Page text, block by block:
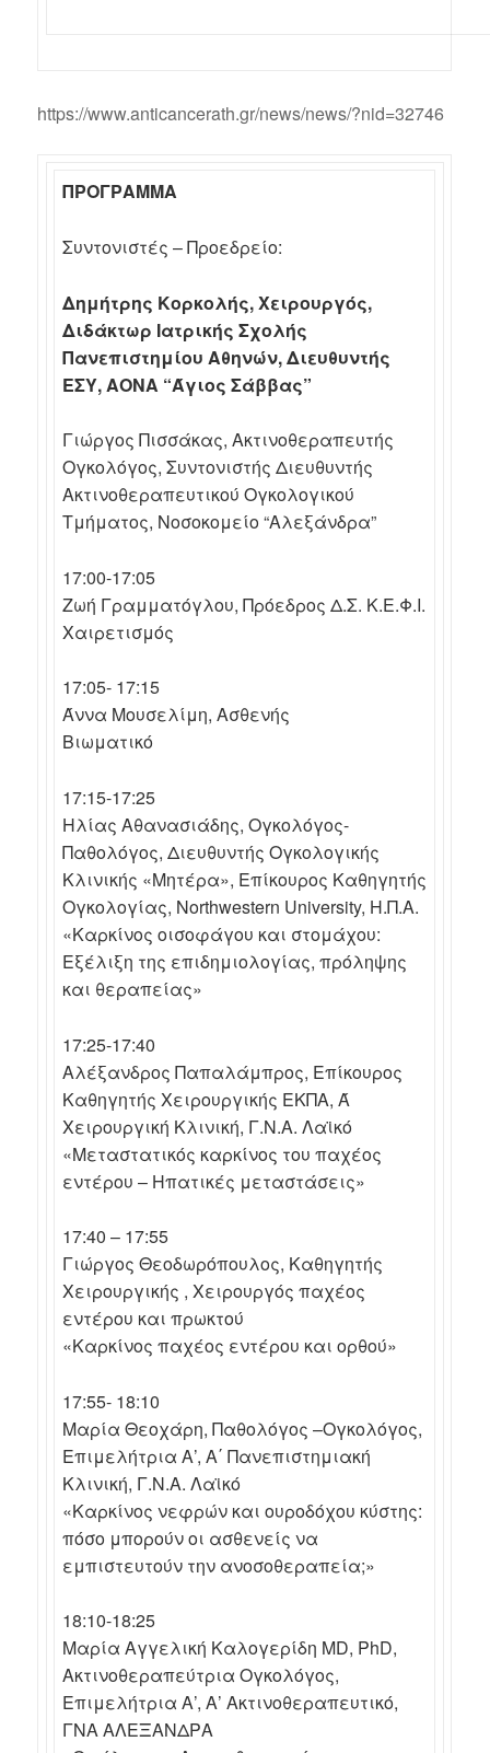
https://www.anticancerath.gr/news/news/?nid=32746
ΠΡΟΓΡΑΜΜΑ
Συντονιστές – Προεδρείο:
Δημήτρης Κορκολής, Χειρουργός,
Διδάκτωρ Ιατρικής Σχολής
Πανεπιστημίου Αθηνών, Διευθυντής
ΕΣΥ, ΑΟΝΑ “Άγιος Σάββας”
Γιώργος Πισσάκας, Ακτινοθεραπευτής
Ογκολόγος, Συντονιστής Διευθυντής
Ακτινοθεραπευτικού Ογκολογικού
Τμήματος, Νοσοκομείο “Αλεξάνδρα”
17:00-17:05
Ζωή Γραμματόγλου, Πρόεδρος Δ.Σ. Κ.Ε.Φ.Ι.
Χαιρετισμός
17:05- 17:15
Άννα Μουσελίμη, Ασθενής
Βιωματικό
17:15-17:25
Ηλίας Αθανασιάδης, Ογκολόγος-
Παθολόγος, Διευθυντής Ογκολογικής
Κλινικής «Μητέρα», Επίκουρος Καθηγητής
Ογκολογίας, Northwestern University, Η.Π.Α.
«Καρκίνος οισοφάγου και στομάχου:
Εξέλιξη της επιδημιολογίας, πρόληψης
και θεραπείας»
17:25-17:40
Αλέξανδρος Παπαλάμπρος, Επίκουρος
Καθηγητής Χειρουργικής ΕΚΠΑ, Ά
Χειρουργική Κλινική, Γ.Ν.Α. Λαϊκό
«Μεταστατικός καρκίνος του παχέος
εντέρου – Ηπατικές μεταστάσεις»
17:40 – 17:55
Γιώργος Θεοδωρόπουλος, Καθηγητής
Χειρουργικής , Χειρουργός παχέος
εντέρου και πρωκτού
«Καρκίνος παχέος εντέρου και ορθού»
17:55- 18:10
Μαρία Θεοχάρη, Παθολόγος –Ογκολόγος,
Επιμελήτρια Α’, Α΄ Πανεπιστημιακή
Κλινική, Γ.Ν.Α. Λαϊκό
«Καρκίνος νεφρών και ουροδόχου κύστης:
πόσο μπορούν οι ασθενείς να
εμπιστευτούν την ανοσοθεραπεία;»
18:10-18:25
Μαρία Αγγελική Καλογερίδη MD, PhD,
Ακτινοθεραπεύτρια Ογκολόγος,
Επιμελήτρια Α’, Α’ Ακτινοθεραπευτικό,
ΓΝΑ ΑΛΕΞΑΝΔΡΑ